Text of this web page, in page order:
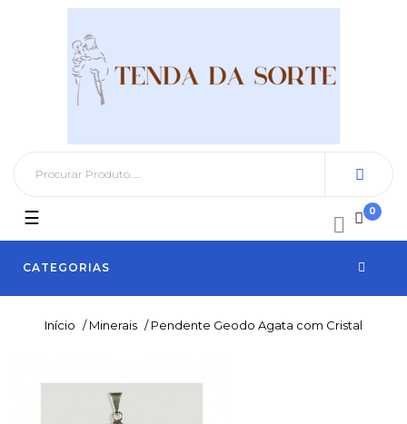
0

CATEGORIAS
Toggle
navigation
☰
Início / Minerais / Pendente Geodo Agata com Cristal